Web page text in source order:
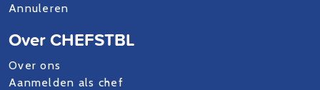
Annuleren
Over CHEFSTBL
Over ons
Aanmelden als chef